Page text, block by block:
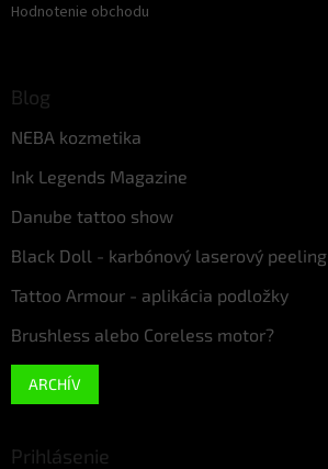
Hodnotenie obchodu
Blog
NEBA kozmetika
Ink Legends Magazine
Danube tattoo show
Black Doll - karbónový laserový peeling
Tattoo Armour - aplikácia podložky
Brushless alebo Coreless motor?
ARCHÍV
Prihlásenie